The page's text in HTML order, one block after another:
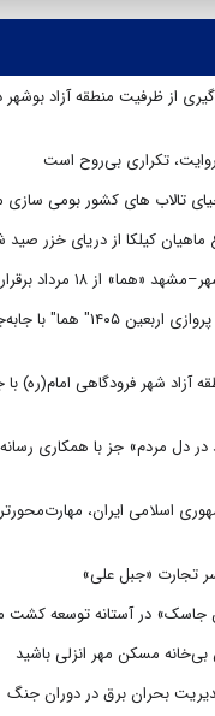
از ظرفیت منطقه آزاد
تکراری بی‌روح است
تالاب های کشور بومی
از ۱۸ مرداد برقرار می‌شود
آزاد شهر فرودگاهی امام(ره)
دل مردم» جز با همکاری
اسلامی ایران،
سر تجارت «جبل علی»
در آستانه توسعه کشت
مسکن مهر انزلی باشید
بحران برق در دوران جنگ